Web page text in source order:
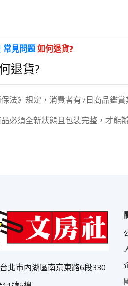
常見問題如何退貨?
退貨?
法》規定，消費者有7日商品鑑
必須全新狀態且包裝完整，才能
北市內湖區南京東路6段330